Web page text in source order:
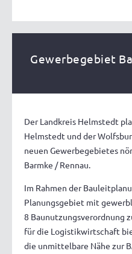
Gewerbegebiet
Der Landkreis Helmstedt
Helmstedt und der
neuen Gewerbegebietes
Barmke / Rennau.
Im Rahmen der
Planungsgebiet mit
8 Baunutzungsverordnung
für die Logistikwirtschaft
die unmittelbare Nähe zur